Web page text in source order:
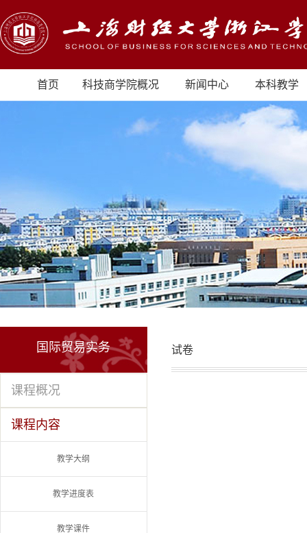
首页 科技商学院概况 新闻中心 本科教学
国际贸易实务
课程概况
课程内容
教学大纲
教学进度表
教学课件
试卷